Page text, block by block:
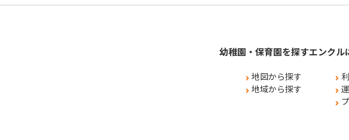
幼稚園・保育園を探す
地図から探す
地域から探す
エンクル